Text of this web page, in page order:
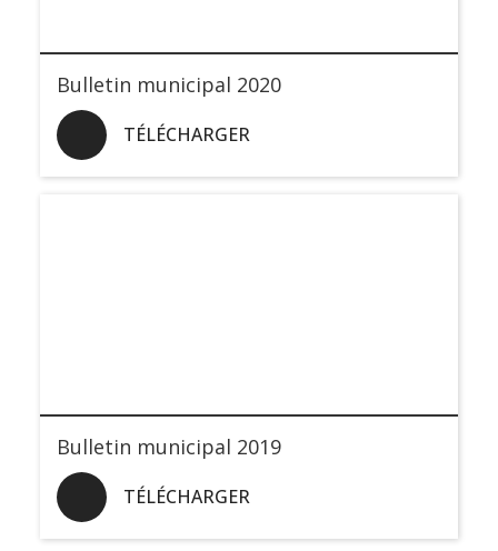
Bulletin municipal 2020
TÉLÉCHARGER
Bulletin municipal 2019
TÉLÉCHARGER